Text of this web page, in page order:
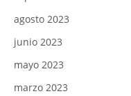
agosto 2023
junio 2023
mayo 2023
marzo 2023